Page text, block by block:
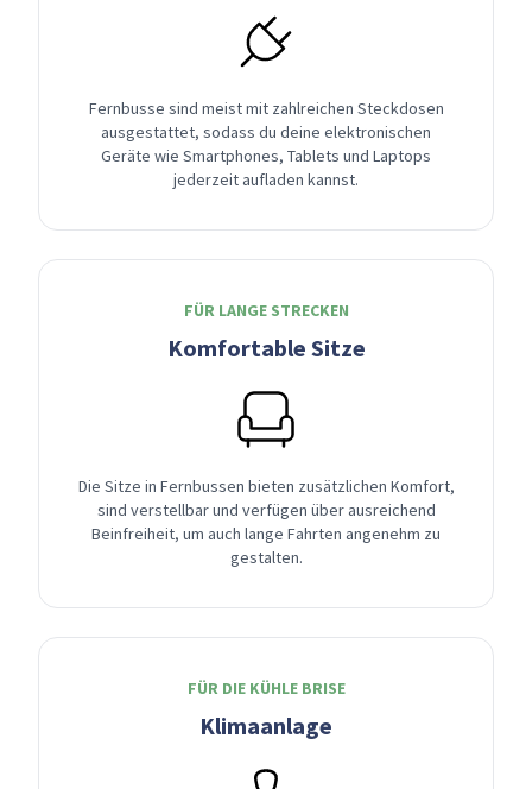
Fernbusse sind meist mit zahlreichen Steckdosen
ausgestattet, sodass du deine elektronischen
Geräte wie Smartphones, Tablets und Laptops
jederzeit aufladen kannst.
FÜR LANGE STRECKEN
Komfortable Sitze
Die Sitze in Fernbussen bieten zusätzlichen Komfort,
sind verstellbar und verfügen über ausreichend
Beinfreiheit, um auch lange Fahrten angenehm zu
gestalten.
FÜR DIE KÜHLE BRISE
Klimaanlage